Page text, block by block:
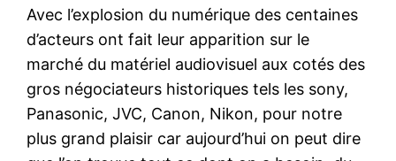
Avec l’explosion du numérique des centaines
d’acteurs ont fait leur apparition sur le
marché du matériel audiovisuel aux cotés des
gros négociateurs historiques tels les sony,
Panasonic, JVC, Canon, Nikon, pour notre
plus grand plaisir car aujourd’hui on peut dire